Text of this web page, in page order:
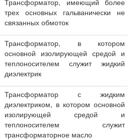
Трансформатор, имеющий более
трех основных гальванически не
связанных обмоток
Трансформатор, в котором
основной изолирующей средой и
теплоносителем служит жидкий
диэлектрик
Трансформатор с жидким
диэлектриком, в котором основной
изолирующей средой и
теплоносителем служит
трансформаторное масло